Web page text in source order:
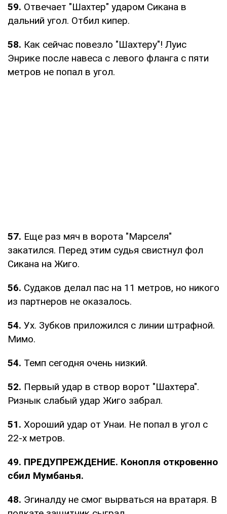
59. Отвечает "Шахтер" ударом Сикана в
дальний угол. Отбил кипер.
58. Как сейчас повезло "Шахтеру"! Луис
Энрике после навеса с левого фланга с пяти
метров не попал в угол.
57. Еще раз мяч в ворота "Марселя"
закатился. Перед этим судья свистнул фол
Сикана на Жиго.
56. Судаков делал пас на 11 метров, но никого
из партнеров не оказалось.
54. Ух. Зубков приложился с линии штрафной.
Мимо.
54. Темп сегодня очень низкий.
52. Первый удар в створ ворот "Шахтера".
Ризнык слабый удар Жиго забрал.
51. Хороший удар от Унаи. Не попал в угол с
22-х метров.
49. ПРЕДУПРЕЖДЕНИЕ. Конопля откровенно
сбил Мумбанья.
48. Эгиналду не смог вырваться на вратаря. В